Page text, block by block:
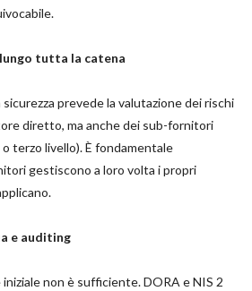
tutta la catena
prevede la valutazione dei rischi
diretto, ma anche dei sub-fornitori
terzo livello). È fondamentale
gestiscono a loro volta i propri
e auditing
non è sufficiente. DORA e NIS 2